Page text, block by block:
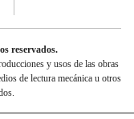
reservados.
y usos de las obras
de lectura mecánica u otros